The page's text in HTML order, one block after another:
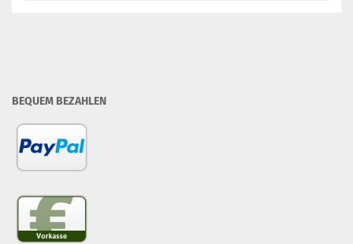
BEQUEM BEZAHLEN